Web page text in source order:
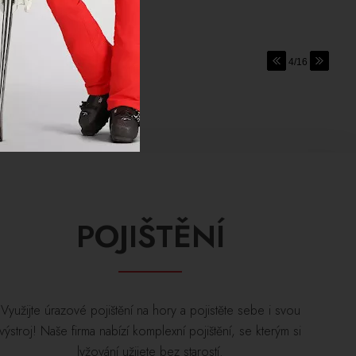
4/16
POJIŠTĚNÍ
Využijte úrazové pojištění na hory a pojistěte sebe i svou
výstroj! Naše firma nabízí komplexní pojištění, se kterým si
lyžování užijete bez starostí.